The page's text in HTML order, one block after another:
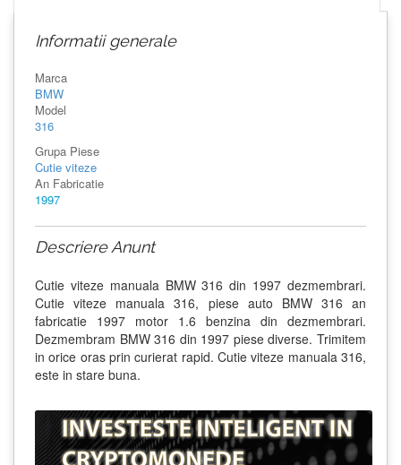
Informatii generale
Marca
BMW
Model
316
Grupa Piese
Cutie viteze
An Fabricatie
1997
Descriere Anunt
Cutie viteze manuala BMW 316 din 1997 dezmembrari.
Cutie viteze manuala 316, piese auto BMW 316 an
fabricatie 1997 motor 1.6 benzina din dezmembrari.
Dezmembram BMW 316 din 1997 piese diverse. Trimitem
in orice oras prin curierat rapid. Cutie viteze manuala 316,
este in stare buna.